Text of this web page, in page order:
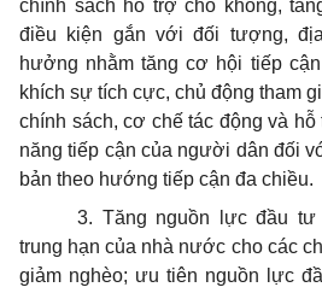
chính sách hỗ trợ cho không,
điều kiện gắn với đối tượng,
hưởng nhằm tăng cơ hội tiếp
khích sự tích cực, chủ động tham
chính sách, cơ chế tác động và
năng tiếp cận của người dân đối
bản theo hướng tiếp cận đa chiều.
3. Tăng nguồn lực đầu
trung hạn của nhà nước cho các
giảm nghèo; ưu tiên nguồn lực